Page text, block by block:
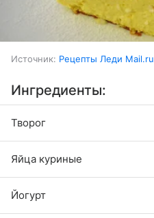
Источник: Рецепты Леди Mail.ru
Ингредиенты:
Творог
Яйца куриные
Йогурт